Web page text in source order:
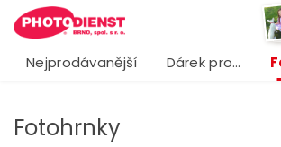
Nejprodávanější Dárek pro…
Fotohrnky